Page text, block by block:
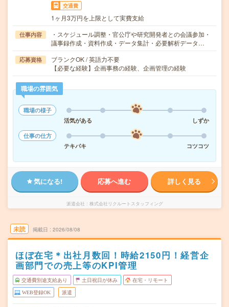
交通費
1ヶ月3万円を上限として実費支給
仕事内容
・スケジュール調整・官公庁や研究開発者との会議参加・
議事録作成・資料作成・データ集計・必要解析データ…
応募資格
ブランクOK / 英語力不要
【必要な経験】企画事務の経験、企画管理の経験
職場の雰囲気
職場の様子
活気がある
しずか
仕事の仕方
テキパキ
コツコツ
気になる! 応募へ進む 詳しく見る
派遣会社 株式会社リクルートスタッフィング
未読 掲載日 2026/08/08
ほぼ在宅＊出社月数回！時給2150円！経営企
画部門での売上等のKPI管理
交通費別途支給あり 土日祝日が休み 在宅・リモート
WEB登録OK 派遣